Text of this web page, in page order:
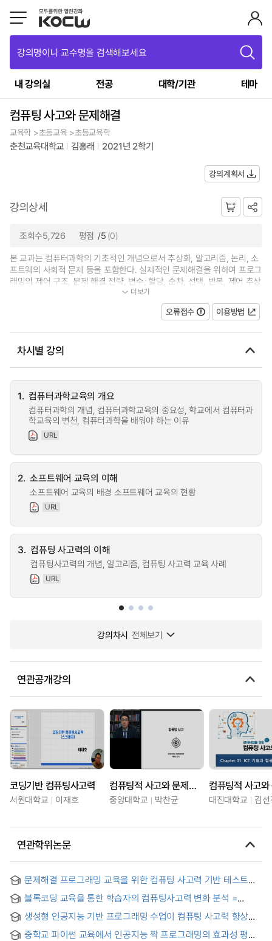
강의명이나 교수명을 검색해보세요
내 강의실 전공 대학/기관 테마
컴퓨팅 사고와 문제해결
교육학 >초등교육 >초등교육학
춘천교육대학교 김홍래 2021년 2학기
강의계획서
강의상세
조회수5,726 평점 /5 (0)
본 교과는 컴퓨터과학의 기초적인 개념으로서 추상화, 알고리즘, 논리, 소
프트웨의 사회적 문제 등을 포함한다. 실제적인 문제해결을 위하여 프로그
래밍의 제어 구조, 문제 해결 전략, 변수, 할당, 순차, 선택, 반복, 제어 추상
더보기
오류접수 이용방법
차시별 강의
1. 컴퓨터과학교육의 개요
컴퓨터과학의 개념, 컴퓨터과학교육의 중요성, 학교에서 컴퓨터과
학교육의 변천, 컴퓨터과학을 배워야 하는 이유
URL
2. 소프트웨어 교육의 이해
소프트웨어 교육의 배경 소프트웨어 교육의 현황
URL
3. 컴퓨팅 사고력의 이해
컴퓨팅사고력의 개념, 알고리즘, 컴퓨팅 사고력 교육 사례
URL
강의차시 전체보기
연관공개강의
코딩기반 컴퓨팅사고력
서원대학교 이재호
컴퓨팅적 사고와 문제해결
중앙대학교 박찬균 대진대학교 김
연관학위논문
문제해결 프로그래밍 교육을 위한 컴퓨팅 사고력 기반 테스트
중심 문제해결(CT-TDPS) 학습 모형 개발 및 적용 = The
Development and Application of Computational Thinking
based Test Driven Problem Solving(CT-TDPS) Learning
Model for Problem Solving Programming Education
블록코딩 교육을 통한 학습자의 컴퓨팅사고력 변화 분석 =
Analysis of Learner's Computational Thinking Change
Through Block Coding Education
생성형 인공지능 기반 프로그래밍 수업이 컴퓨팅 사고력 향상에
미치는 영향
중학교 파이썬 교육에서 인공지능 짝 프로그래밍의 효과성 평가